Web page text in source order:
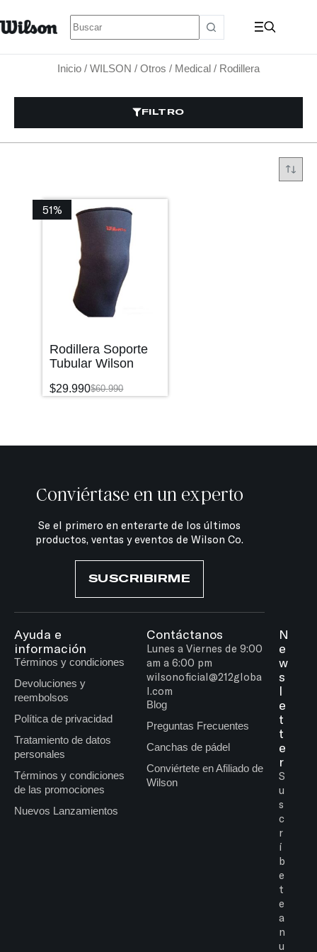
Inicio / WILSON / Otros / Medical / Rodillera
FILTRO
51%
Rodillera Soporte
Tubular Wilson
$60.990
$29.990
Conviértase en un experto
Se el primero en enterarte de los últimos
productos, ventas y eventos de Wilson Co.
SUSCRIBIRME
Ayuda e
información
Términos y condiciones
Devoluciones y
reembolsos
Política de privacidad
Tratamiento de datos
personales
Términos y condiciones
de las promociones
Nuevos Lanzamientos
Contáctanos
Lunes a Viernes de 9:00
am a 6:00 pm
wilsonoficial@212globa
l.com
Blog
Preguntas Frecuentes
Canchas de pádel
Conviértete en Afiliado de
Wilson
N
e
w
s
l
e
t
t
e
r
S
u
s
c
r
í
b
e
t
e
a
n
u